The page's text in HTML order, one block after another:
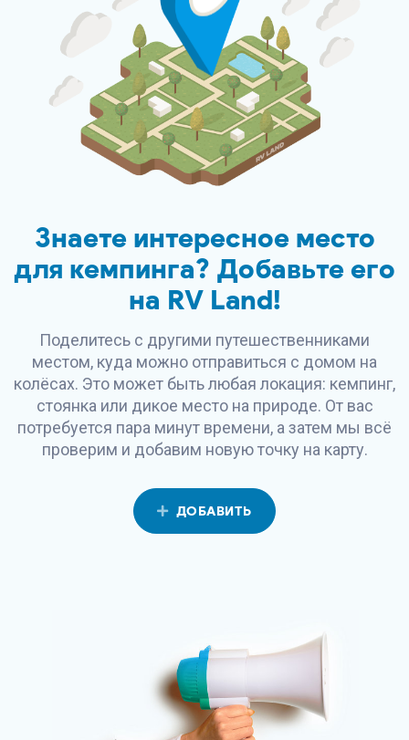
Знаете интересное место
для кемпинга? Добавьте его
на RV Land!
Поделитесь с другими путешественниками
местом, куда можно отправиться с домом на
колёсах. Это может быть любая локация: кемпинг,
стоянка или дикое место на природе. От вас
потребуется пара минут времени, а затем мы всё
проверим и добавим новую точку на карту.
ДОБАВИТЬ